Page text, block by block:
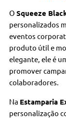
OSqueeze
personalizados
eventos
produto útil e
elegante, ele é
promover
colaboradores.
Na Estamparia
personalização